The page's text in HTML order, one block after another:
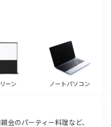
ーン ノートパソコン
会のパーティー料理など、